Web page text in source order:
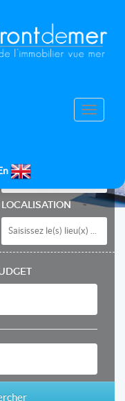
Toggle
de
de front
LOCALISATION